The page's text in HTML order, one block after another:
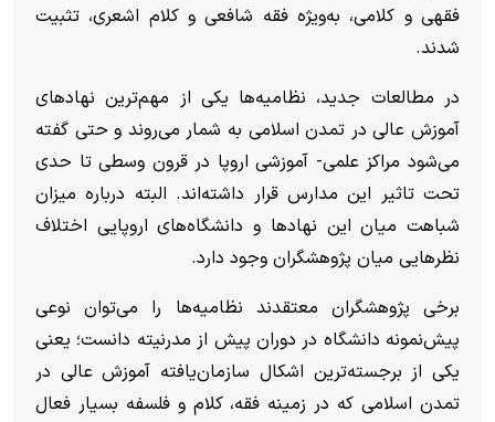
فقهی و کلامی، به‌ویژه فقه شافعی و کلام اشعری، تثبیت
شدند.
در مطالعات جدید، نظامیه‌ها یکی از مهم‌ترین نهادهای
آموزش عالی در تمدن اسلامی به شمار می‌روند و حتی گفته
می‌شود مراکز علمی- آموزشی اروپا در قرون وسطی تا حدی
تحت تاثیر این مدارس قرار داشته‌اند. البته درباره میزان
شباهت میان این نهادها و دانشگاه‌های اروپایی اختلاف
نظرهایی میان پژوهشگران وجود دارد.
برخی پژوهشگران معتقدند نظامیه‌ها را می‌توان نوعی
پیش‌نمونه دانشگاه در دوران پیش از مدرنیته دانست؛ یعنی
یکی از برجسته‌ترین اشکال سازمان‌یافته آموزش عالی در
تمدن اسلامی که در زمینه فقه، کلام و فلسفه بسیار فعال